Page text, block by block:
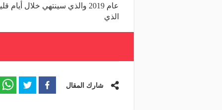
عام 2019 والذي سينتهي خلال
الذي
شارك المقال